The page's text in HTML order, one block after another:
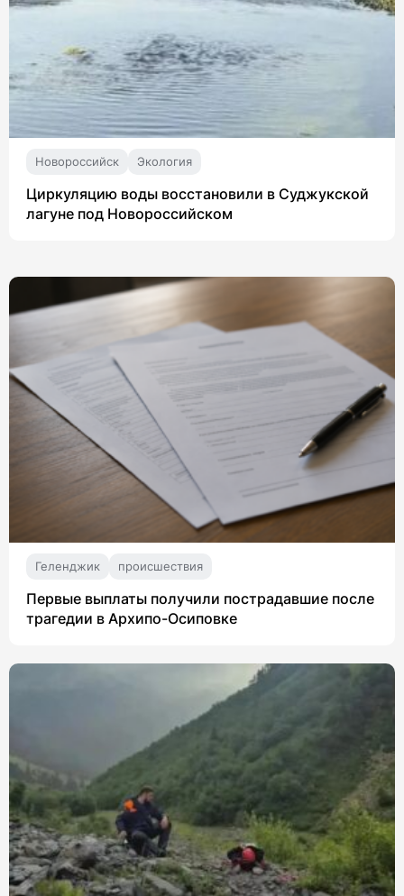
Новороссийск Экология
Циркуляцию воды восстановили в Суджукской
лагуне под Новороссийском
Геленджик происшествия
Первые выплаты получили пострадавшие после
трагедии в Архипо-Осиповке